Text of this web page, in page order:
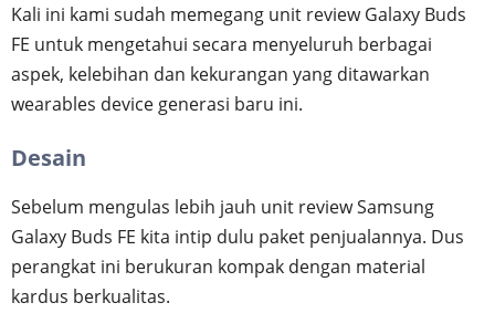
Kali ini kami sudah memegang unit review Galaxy Buds
FE untuk mengetahui secara menyeluruh berbagai
aspek, kelebihan dan kekurangan yang ditawarkan
wearables device generasi baru ini.
Desain
Sebelum mengulas lebih jauh unit review Samsung
Galaxy Buds FE kita intip dulu paket penjualannya. Dus
perangkat ini berukuran kompak dengan material
kardus berkualitas.